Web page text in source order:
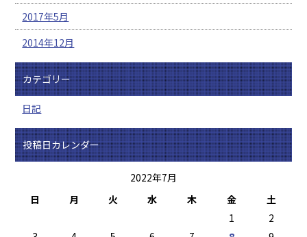
2017年5月
2014年12月
カテゴリー
日記
投稿日カレンダー
2022年7月
日
月 火 水 木 金
土
1
2